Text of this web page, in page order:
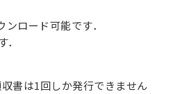
ロード可能です．
書は1回しか発行できません